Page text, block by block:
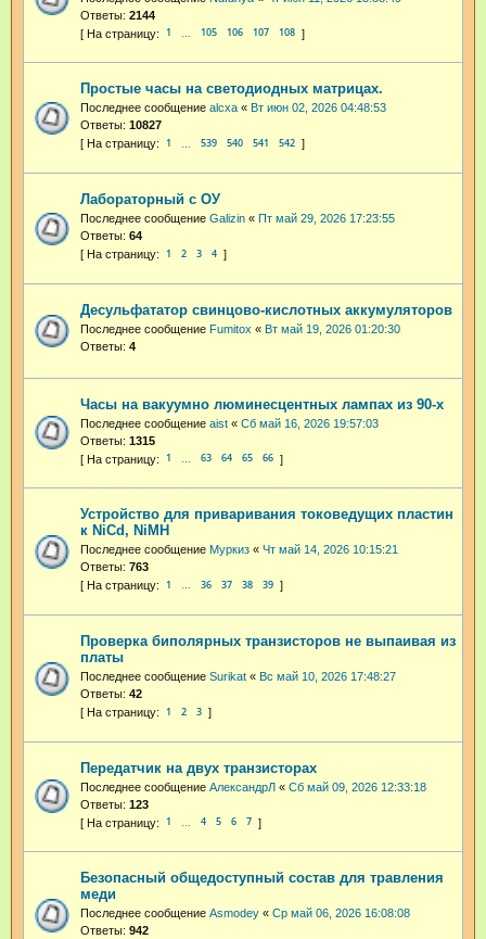
Ответы: 2144
1 105 106 107 108
Простые часы на светодиодных матрицах.
Последнее сообщение alcxa « Вт июн 02, 2026 04:48:53
Ответы: 10827
1 539 540 541 542
Лабораторный с ОУ
Последнее сообщение Galizin « Пт май 29, 2026 17:23:55
Ответы: 64
1 2 3 4
Десульфататор свинцово-кислотных аккумуляторов
Последнее сообщение Fumitox « Вт май 19, 2026 01:20:30
Ответы: 4
Часы на вакуумно люминесцентных лампах из 90-х
Последнее сообщение aist « Сб май 16, 2026 19:57:03
Ответы: 1315
1 63 64 65 66
Устройство для приваривания токоведущих пластин
к NiCd, NiMH
Последнее сообщение Муркиз « Чт май 14, 2026 10:15:21
Ответы: 763
1 … 36 37 38 39
Проверка биполярных транзисторов не выпаивая из
платы
Последнее сообщение Surikat « Вс май 10, 2026 17:48:27
Ответы: 42
1 2 3
Передатчик на двух транзисторах
Последнее сообщение АлександрЛ « Сб май 09, 2026 12:33:18
Ответы: 123
1 4 5 6 7
Безопасный общедоступный состав для травления
меди
Последнее сообщение Asmodey « Ср май 06, 2026 16:08:08
Ответы: 942